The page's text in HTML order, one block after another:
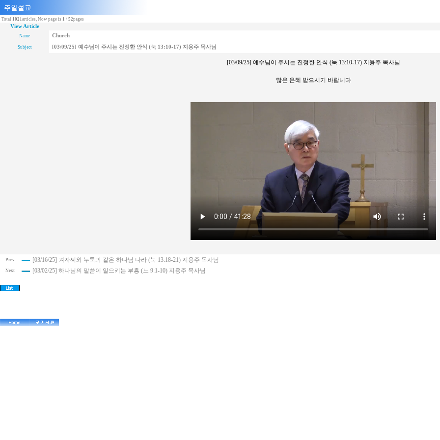
Total 1021articles, Now page is 1 / 52pages
View Article
Name Church
Subject [03/09/25] 예수님이 주시는 진정한 안식 (눅 13:10-17) 지용주 목사님
[03/09/25] 예수님이 주시는 진정한 안식 (눅 13:10-17) 지용주 목사님
많은 은혜 받으시기 바랍니다
Prev [03/16/25] 겨자씨와 누룩과 같은 하나님 나라 (눅 13:18-21) 지용주 목사님
Next [03/02/25] 하나님의 말씀이 일으키는 부흥 (느 9:1-10) 지용주 목사님